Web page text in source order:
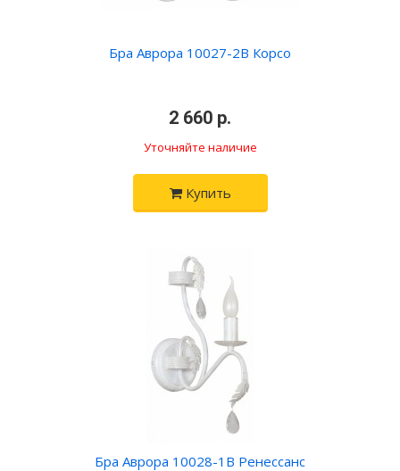
Бра Аврора 10027-2B Корсо
2 660 р.
Уточняйте наличие
Купить
Бра Аврора 10028-1B Ренессанс